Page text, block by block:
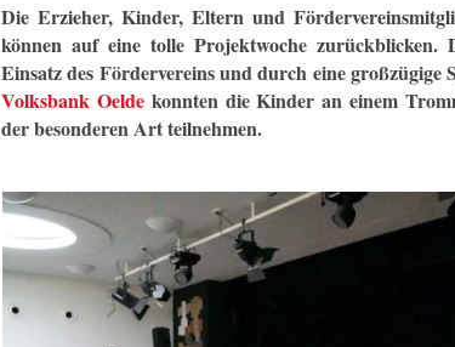
Die Erzieher, Kinder, Eltern und
können auf eine tolle Projektwoche zurückblicken.
Einsatz des Fördervereins und durch eine großzügige
Volksbank Oeldekonnten die Kinder an einem
der besonderen Art teilnehmen.